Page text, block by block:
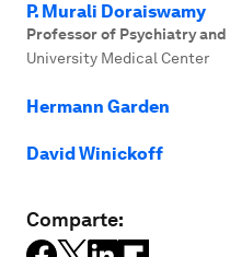
P. Murali Doraiswamy
Professor of Psychiatry
University Medical Center
Hermann Garden
David Winickoff
Comparte: